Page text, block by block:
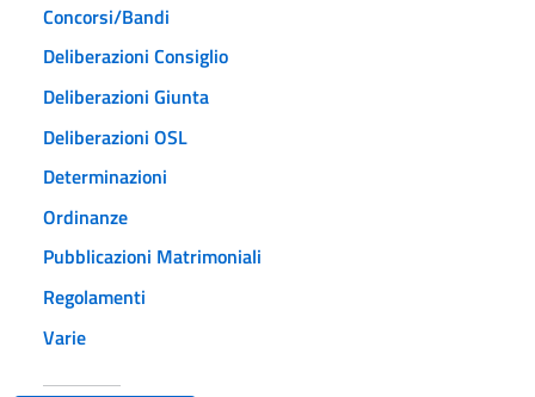
Concorsi/Bandi
Deliberazioni Consiglio
Deliberazioni Giunta
Deliberazioni OSL
Determinazioni
Ordinanze
Pubblicazioni Matrimoniali
Regolamenti
Varie